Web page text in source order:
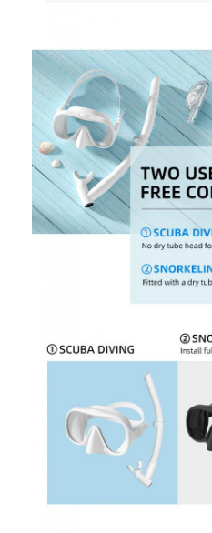
Продукты
Видеозаписи
О нас
Экскурсия по заводу
Контроль качества
Свяжитесь с нами
Случаи
Маска для подводного
Детский набор для